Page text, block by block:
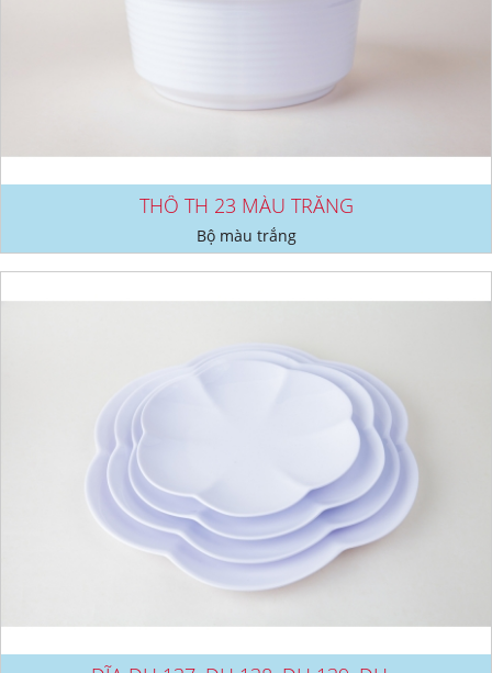
THỐ TH 23 MÀU TRẮNG
Bộ màu trắng